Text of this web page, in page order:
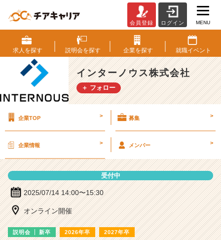
ン
タ
ー
ノ
ウ
ス
社
明
会
詳
細
チ
会員登録 ログイン MENU
求人を探す 説明会を探す 企業を探す 就職イベント
インターノウス株式会社
＋ フォロー
企業TOP > 募集 >
企業情報 > メンバー >
受付中
2025/07/14 14:00〜15:30
オンライン開催
説明会 新卒 2026年卒 2027年卒